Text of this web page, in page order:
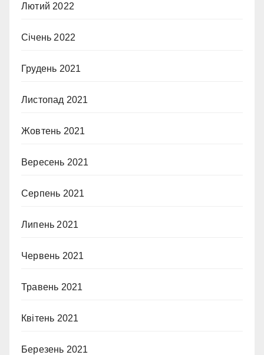
Лютий 2022
Січень 2022
Грудень 2021
Листопад 2021
Жовтень 2021
Вересень 2021
Серпень 2021
Липень 2021
Червень 2021
Травень 2021
Квітень 2021
Березень 2021